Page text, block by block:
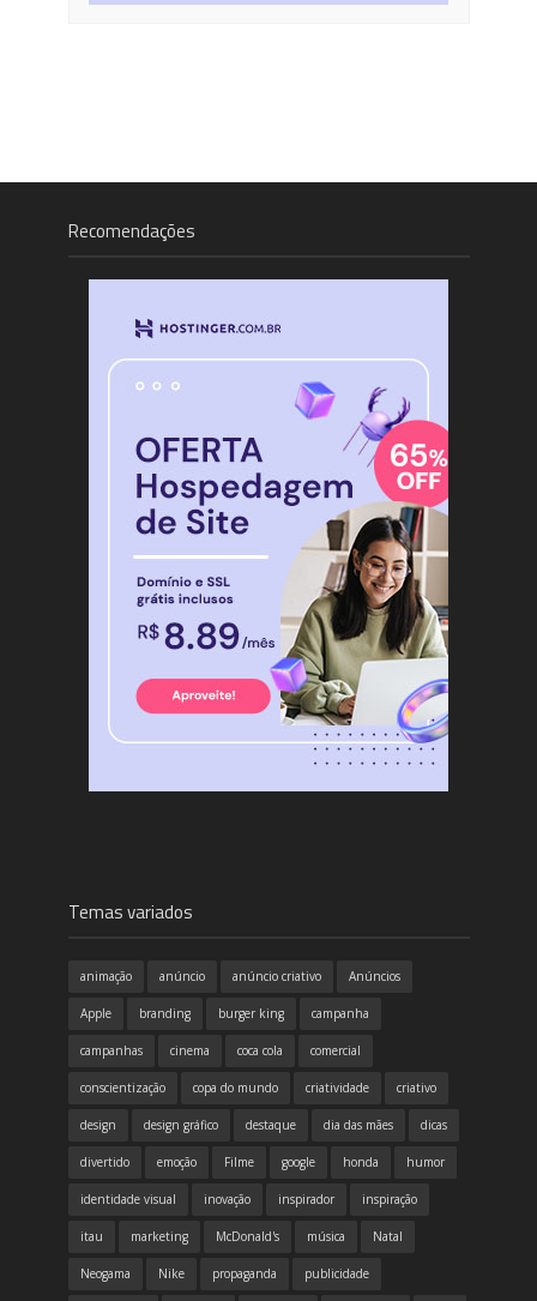
Recomendações
Temas variados
animação anúncio anúncio criativo Anúncios
Apple branding burger king campanha
campanhas cinema coca cola comercial
conscientização copa do mundo criatividade criativo
design design gráfico destaque dia das mães dicas
divertido emoção Filme google honda humor
identidade visual inovação inspirador inspiração
itau marketing McDonald's música Natal
Neogama Nike propaganda publicidade